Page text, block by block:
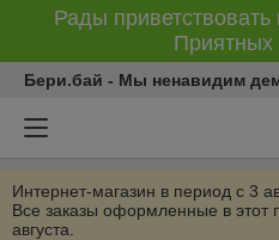
Рады
Приятных
Бери.бай - Мы ненавидим
Интернет-магазин в период с 3
Все заказы оформленные в этот
августа.